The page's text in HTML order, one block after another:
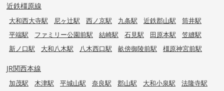
近鉄橿原線
大和西大寺駅 尼ヶ辻駅 西ノ京駅 九条駅 近鉄郡山駅
筒井駅
平端駅
ファミリー公園前駅 結崎駅 石見駅 田原本駅
笠縫駅
新ノ口駅
大和八木駅 八木西口駅 畝傍御陵前駅 橿原神宮前駅
JR関西本線
加茂駅 木津駅 平城山駅 奈良駅 郡山駅 大和小泉駅
法隆寺駅